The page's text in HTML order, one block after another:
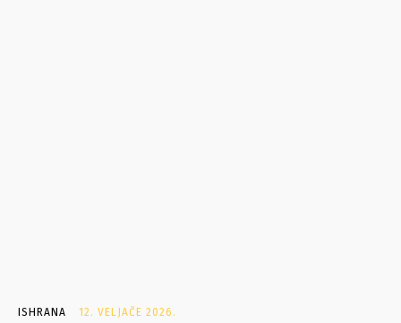
ISHRANA 12. VELJAČE 2026.